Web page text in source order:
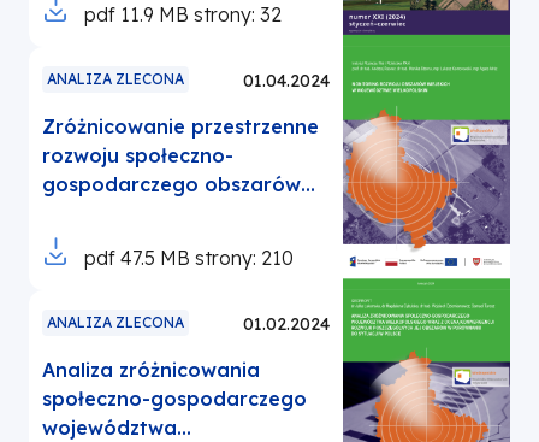
Otworzy
w
karcie
pdf 11.9 MB strony: 32
ANALIZA ZLECONA 01.04.2024
Zróżnicowanie przestrzenne
rozwoju społeczno-
gospodarczego obszarów
ich pozycja na tle obszarów
wiejskich kraju
Otworzy
w
karcie
pdf 47.5 MB strony: 210
ANALIZA ZLECONA 01.02.2024
Analiza zróżnicowania
społeczno-gospodarczego
województwa